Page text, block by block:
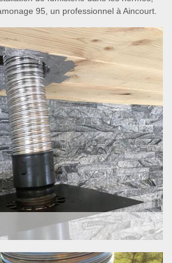
95, un professionnel à Aincourt.